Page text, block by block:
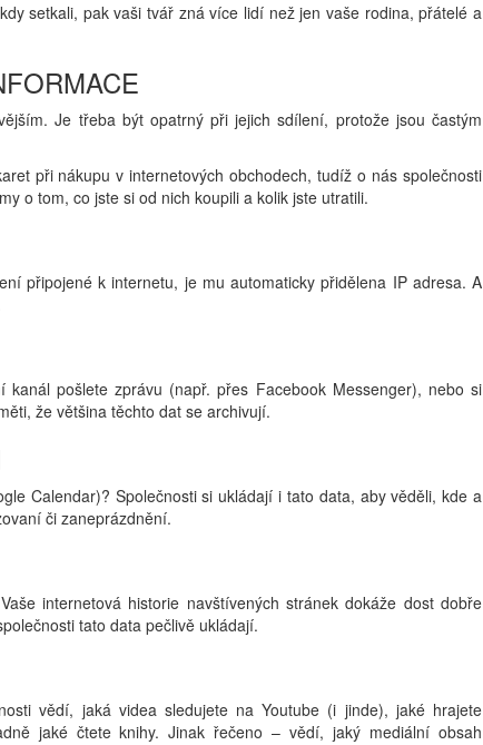
setkali, pak vaši tvář zná více lidí než jen vaše rodina, přátelé a
Je třeba být opatrný při jejich sdílení, protože jsou častým
při nákupu v internetových obchodech, tudíž o nás společnosti
o tom, co jste si od nich koupili a kolik jste utratili.
připojené k internetu, je mu automaticky přidělena IP adresa. A
pošlete zprávu (např. přes Facebook Messenger), nebo si
že většina těchto dat se archivují.
Calendar)? Společnosti si ukládají i tato data, aby věděli, kde a
či zaneprázdnění.
internetová historie navštívených stránek dokáže dost dobře
tato data pečlivě ukládají.
vědí, jaká videa sledujete na Youtube (i jinde), jaké hrajete
jaké čtete knihy. Jinak řečeno – vědí, jaký mediální obsah